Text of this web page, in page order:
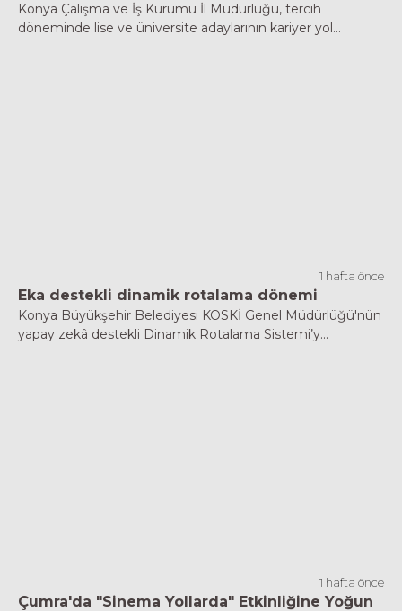
Konya Çalışma ve İş Kurumu İl Müdürlüğü, tercih
döneminde lise ve üniversite adaylarının kariyer yol...
1 hafta önce
Eka destekli dinamik rotalama dönemi
Konya Büyükşehir Belediyesi KOSKİ Genel Müdürlüğü'nün
yapay zekâ destekli Dinamik Rotalama Sistemi’y...
1 hafta önce
Çumra'da "Sinema Yollarda" Etkinliğine Yoğun